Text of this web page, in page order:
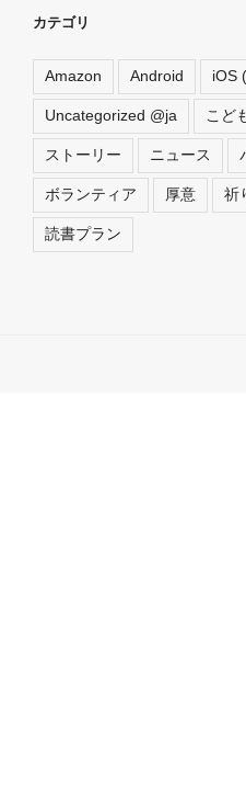
カテゴリ
Amazon Android iOS
Uncategorized @ja こど
ストーリー ニュース
ボランティア 厚意 祈
読書プラン